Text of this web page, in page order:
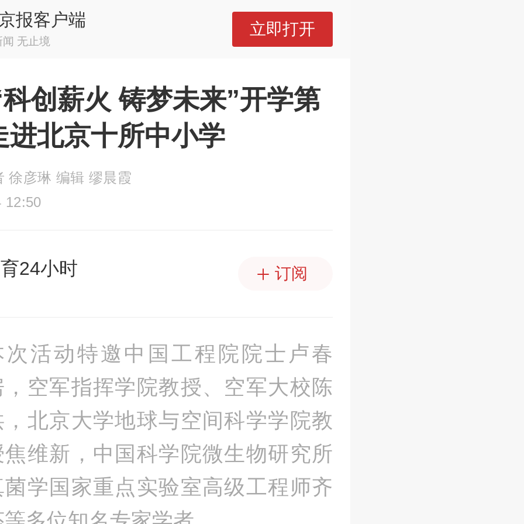
报客户端
闻 无止境
立即打开
创薪火 铸梦未来”开学第
进北京十所中小学
徐彦琳 编辑 缪晨霞
12:50
24小时 订阅
次活动特邀中国工程院院士卢春
，空军指挥学院教授、空军大校陈
，北京大学地球与空间科学学院教
焦维新，中国科学院微生物研究所
菌学国家重点实验室高级工程师齐